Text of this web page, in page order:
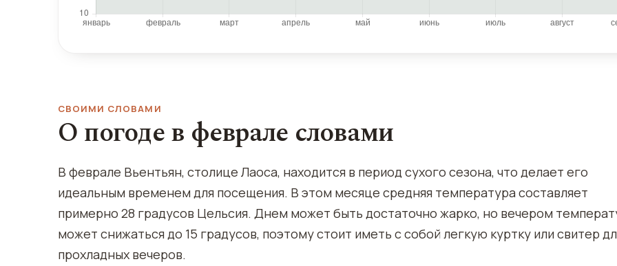
СВОИМИ СЛОВАМИ
О погоде в феврале словами
В феврале Вьентьян, столице Лаоса, находится в период сухого сезона, что делает его
идеальным временем для посещения. В этом месяце средняя температура составляет
примерно 28 градусов Цельсия. Днем может быть достаточно жарко, но вечером
может снижаться до 15 градусов, поэтому стоит иметь с собой легкую куртку или свитер
прохладных вечеров.